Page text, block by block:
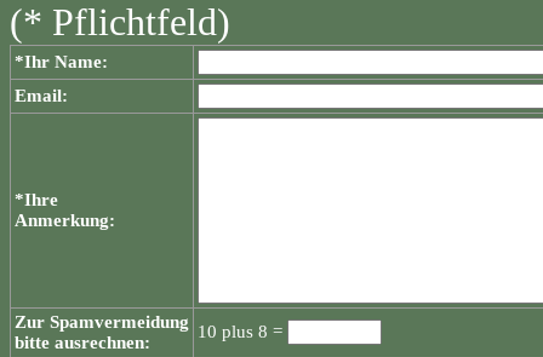
(* Pflichtfeld)
*Ihr Name:
Email:
*Ihre
Anmerkung:
Zur Spamvermeidung
bitte ausrechnen:
10 plus 8 =